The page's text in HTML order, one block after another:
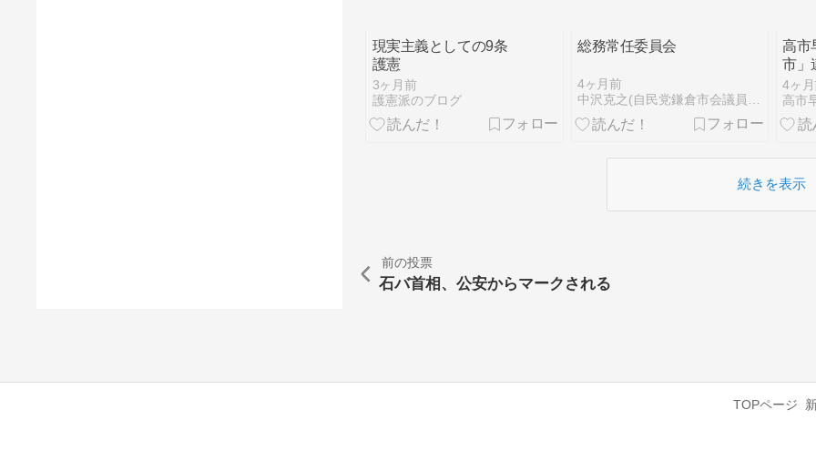
現実主義としての9条
護憲
3ヶ月前
護憲派のブログ
総務常任委員会
4ヶ月前
高市
市」
朝刊
社大
宇
4ヶ月
続きを表示
前の投票
石バ首相、公安からマークされる
TOPページ